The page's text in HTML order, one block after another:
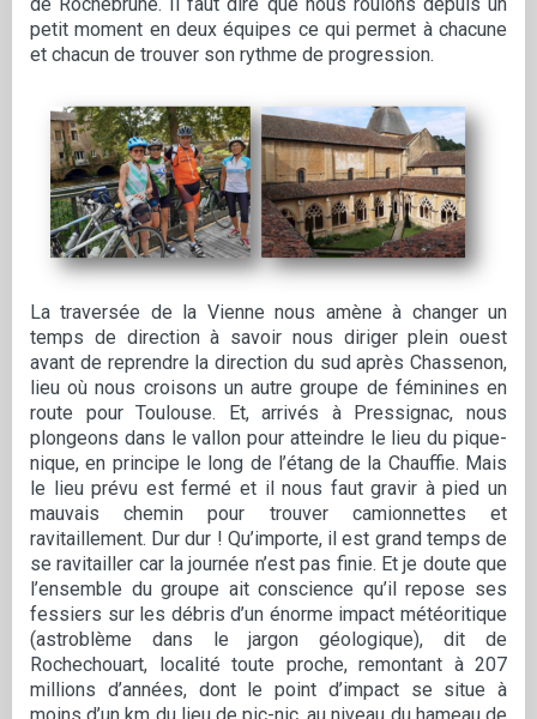
de Rochebrune. Il faut dire que nous roulons depuis un
petit moment en deux équipes ce qui permet à chacune
et chacun de trouver son rythme de progression.
La traversée de la Vienne nous amène à changer un
temps de direction à savoir nous diriger plein ouest
avant de reprendre la direction du sud après Chassenon,
lieu où nous croisons un autre groupe de féminines en
route pour Toulouse. Et, arrivés à Pressignac, nous
plongeons dans le vallon pour atteindre le lieu du pique-
nique, en principe le long de l’étang de la Chauffie. Mais
le lieu prévu est fermé et il nous faut gravir à pied un
mauvais chemin pour trouver camionnettes et
ravitaillement. Dur dur ! Qu’importe, il est grand temps de
se ravitailler car la journée n’est pas finie. Et je doute que
l’ensemble du groupe ait conscience qu’il repose ses
fessiers sur les débris d’un énorme impact météoritique
(astroblème dans le jargon géologique), dit de
Rochechouart, localité toute proche, remontant à 207
millions d’années, dont le point d’impact se situe à